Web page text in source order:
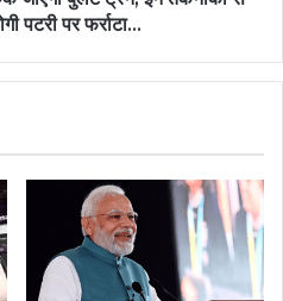
पटरी पर फर्राटा...